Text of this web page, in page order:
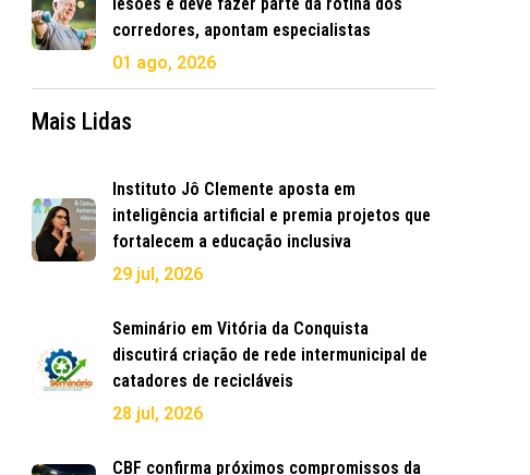
corredores, apontam especialistas
01 ago, 2026
Mais Lidas
Instituto Jô Clemente aposta em
inteligência artificial e premia projetos que
fortalecem a educação inclusiva
29 jul, 2026
Seminário em Vitória da Conquista
discutirá criação de rede intermunicipal de
catadores de recicláveis
28 jul, 2026
CBF confirma próximos compromissos da